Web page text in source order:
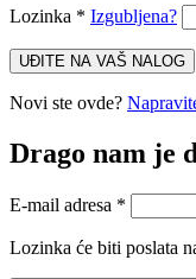
Lozinka * Izgubljena?
UĐITE NA VAŠ NALOG
Novi ste ovde?
Drago nam je
E-mail adresa *
Lozinka će biti poslata